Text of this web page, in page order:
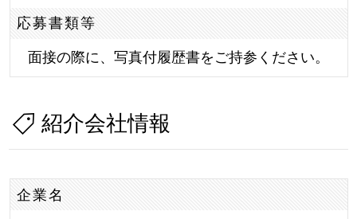
応募書類等
面接の際に、写真付履歴書をご持参ください。
紹介会社情報
企業名